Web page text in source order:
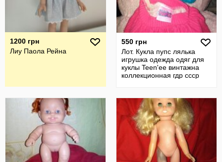
1200 грн
Лиу Паола Рейна
550 грн
Лот. Кукла пупс лялька
игрушка одежда одяг для
куклы Teen'ee винтажна
коллекционная гдр ссср